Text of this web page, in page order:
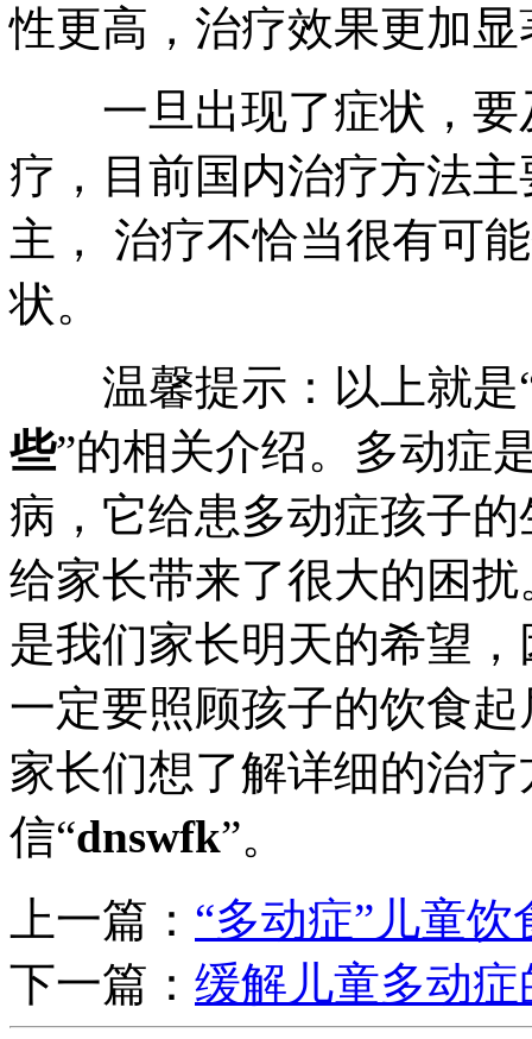
性更高，治疗效果更加显
一旦出现了症状，要
疗，目前国内治疗方法
主， 治疗不恰当很有可
状。
温馨提示：以上就是
些”的相关介绍。多动症
病，它给患多动症孩子
给家长带来了很大的困
是我们家长明天的希望
一定要照顾孩子的饮食
家长们想了解详细的治
信“dnswfk”。
上一篇： “多动症”儿童
下一篇： 缓解儿童多动